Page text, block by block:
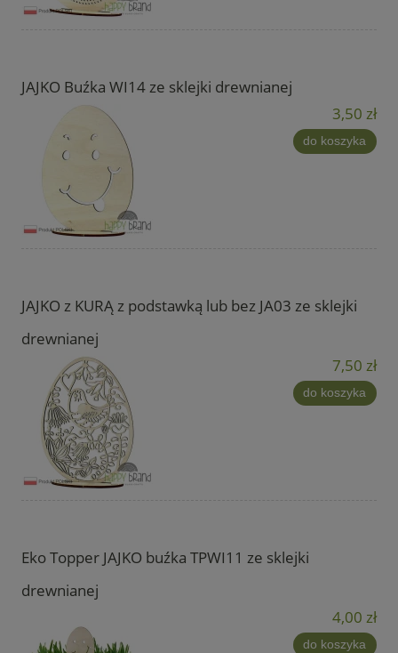
JAJKO Buźka WI14 ze sklejki drewnianej
3,50 zł
do koszyka
JAJKO z KURĄ z podstawką lub bez JA03 ze sklejki
drewnianej
7,50 zł
do koszyka
Eko Topper JAJKO buźka TPWI11 ze sklejki
drewnianej
4,00 zł
do koszyka